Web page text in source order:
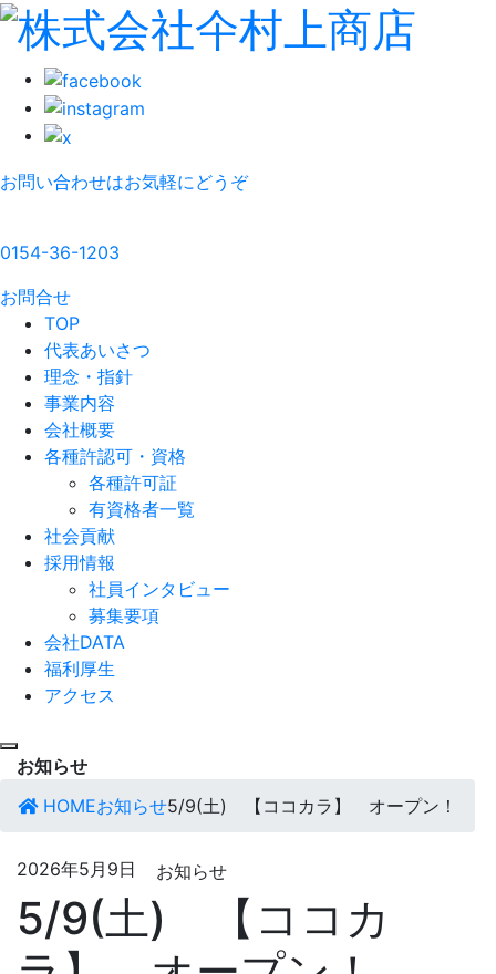
お問い合わせはお気軽にどうぞ
0154-36-1203
お問合せ
TOP
代表あいさつ
理念・指針
事業内容
会社概要
各種許認可・資格
各種許可証
有資格者一覧
社会貢献
採用情報
社員インタビュー
募集要項
会社DATA
福利厚生
アクセス
お知らせ
HOMEお知らせ5/9(土) 【ココカラ】 オープン！
2026年5月9日 お知らせ
5/9(土) 【ココカ